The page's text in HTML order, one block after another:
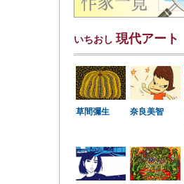
いちおし 現代アート
草間彌生 奈良美智